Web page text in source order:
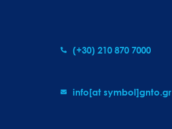
(+30) 210 870 7000
info[at symbol]gnto.gr